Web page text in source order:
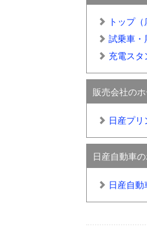
トップ（
試乗車・
充電スタ
販売会社の
日産プ
日産自動車
日産自動